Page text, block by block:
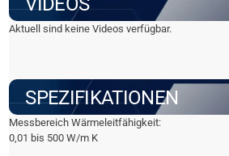
Aktuell sind keine Videos verfügbar.
SPEZIFIKATIONEN
Messbereich Wärmeleitfähigkeit:
0,01 bis 500 W/m K